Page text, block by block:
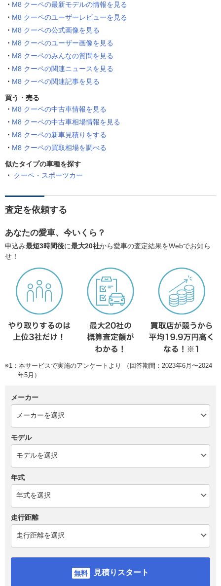
M8 クーペの最新モデルの情報を見る
M8 クーペのユーザーレビューを見る
M8 クーペの公式画像を見る
M8 クーペのユーザー画像を見る
M8 クーペのみんなの質問を見る
M8 クーペの関連ニュースを見る
M8 クーペの関連記事を見る
買う・売る
M8 クーペの中古車情報を見る
M8 クーペの中古車相場情報を見る
M8 クーペの新車見積りをする
M8 クーペの買取相場を調べる
似たタイプの車種を探す
クーペ・スポーツカー
査定を依頼する
あなたの愛車、今いくら？
申込み最短3時間後に最大20社から愛車の査定結果をWebでお知ら
せ！
※1：本サービスで実施のアンケートより （回答期間：2023年6月〜2024
年5月）
メーカー
モデル
年式
走行距離
見積りスタート